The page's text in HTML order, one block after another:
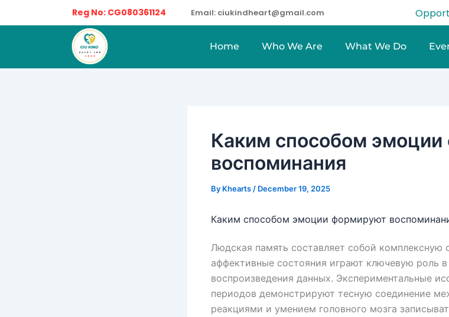
to
Reg No: CG080361124 Email: ciukindheart@gmail.com
Home Who We Are What We Do
Каким способом
воспоминания
By Khearts / December 19, 2025
Каким способом эмоции формируют
Людская память составляет собой комплексную
аффективные состояния играют ключевую роль
воспроизведения данных. Экспериментальные
периодов демонстрируют тесную соединение
реакциями и умением головного мозга